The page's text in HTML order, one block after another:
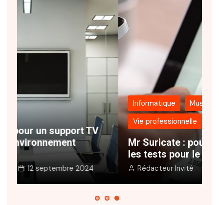
Informatique
Musique
Vie professionnelle
Mr Suricate : pourquoi automatiser
les tests pour le web ?
Rédacteur Invité 31 juillet 2024